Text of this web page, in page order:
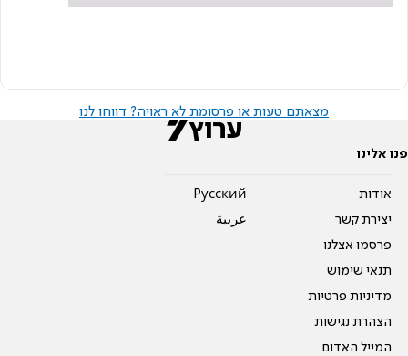
מצאתם טעות או פרסומת לא ראויה? דווחו לנו
פנו אלינו
אודות
יצירת קשר
פרסמו אצלנו
תנאי שימוש
מדיניות פרטיות
הצהרת נגישות
המייל האדום
Pусский
عربية